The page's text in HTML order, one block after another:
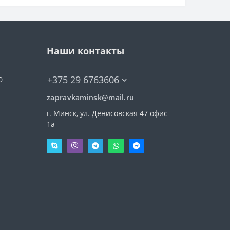
Наши контакты
+375 29 6763606
zapravkaminsk@mail.ru
г. Минск, ул. Денисовская 47 офис
1а